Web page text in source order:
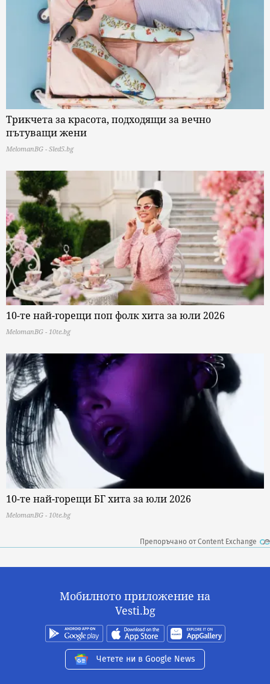
Трикчета за красота, подходящи за вечно
пътуващи жени
MelomanBG - Sled5.bg
10-те най-горещи поп фолк хита за юли 2026
MelomanBG - 10te.bg
10-те най-горещи БГ хита за юли 2026
MelomanBG - 10te.bg
Препоръчано от Content Exchange
Мобилното приложение на
Vesti.bg
Четете ни в Google News